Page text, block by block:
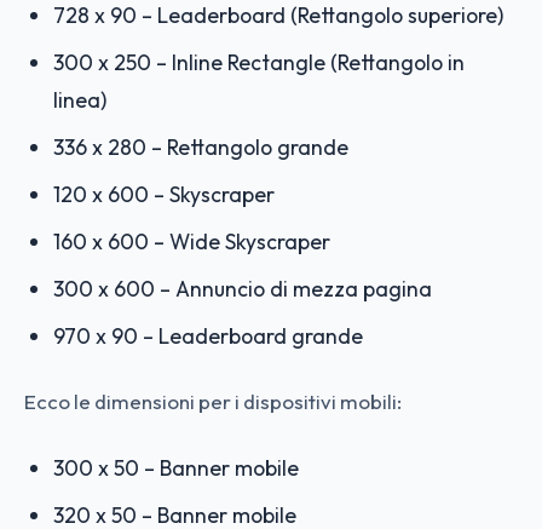
728 x 90 – Leaderboard (Rettangolo superiore)
300 x 250 – Inline Rectangle (Rettangolo in
linea)
336 x 280 – Rettangolo grande
120 x 600 – Skyscraper
160 x 600 – Wide Skyscraper
300 x 600 – Annuncio di mezza pagina
970 x 90 – Leaderboard grande
Ecco le dimensioni per i dispositivi mobili:
300 x 50 – Banner mobile
320 x 50 – Banner mobile